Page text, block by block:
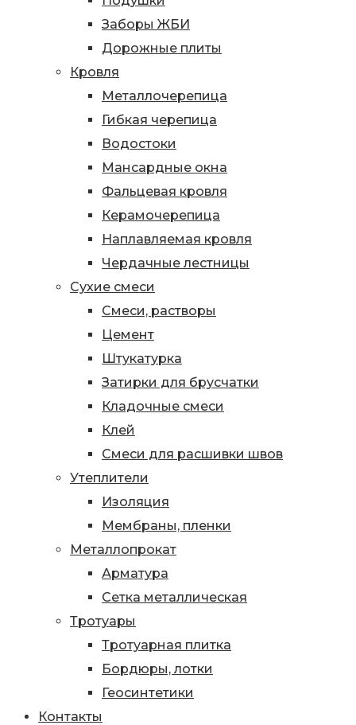
Заборы ЖБИ
Дорожные плиты
Кровля
Металлочерепица
Гибкая черепица
Водостоки
Мансардные окна
Фальцевая кровля
Керамочерепица
Наплавляемая кровля
Чердачные лестницы
Сухие смеси
Смеси, растворы
Цемент
Штукатурка
Затирки для брусчатки
Кладочные смеси
Клей
Смеси для расшивки швов
Утеплители
Изоляция
Мембраны, пленки
Металлопрокат
Арматура
Сетка металлическая
Тротуары
Тротуарная плитка
Бордюры, лотки
Геосинтетики
Контакты